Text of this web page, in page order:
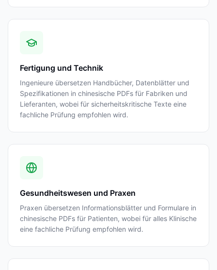
Fertigung und Technik
Ingenieure übersetzen Handbücher, Datenblätter und
Spezifikationen in chinesische PDFs für Fabriken und
Lieferanten, wobei für sicherheitskritische Texte eine
fachliche Prüfung empfohlen wird.
Gesundheitswesen und Praxen
Praxen übersetzen Informationsblätter und Formulare in
chinesische PDFs für Patienten, wobei für alles Klinische
eine fachliche Prüfung empfohlen wird.